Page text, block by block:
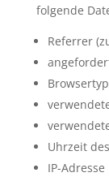
folgende
Referrer
Uhrzeit
IP-